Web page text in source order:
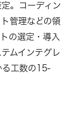
。コーディン
管理などの領
の選定・導入
ムインテグレ
る工数の15-